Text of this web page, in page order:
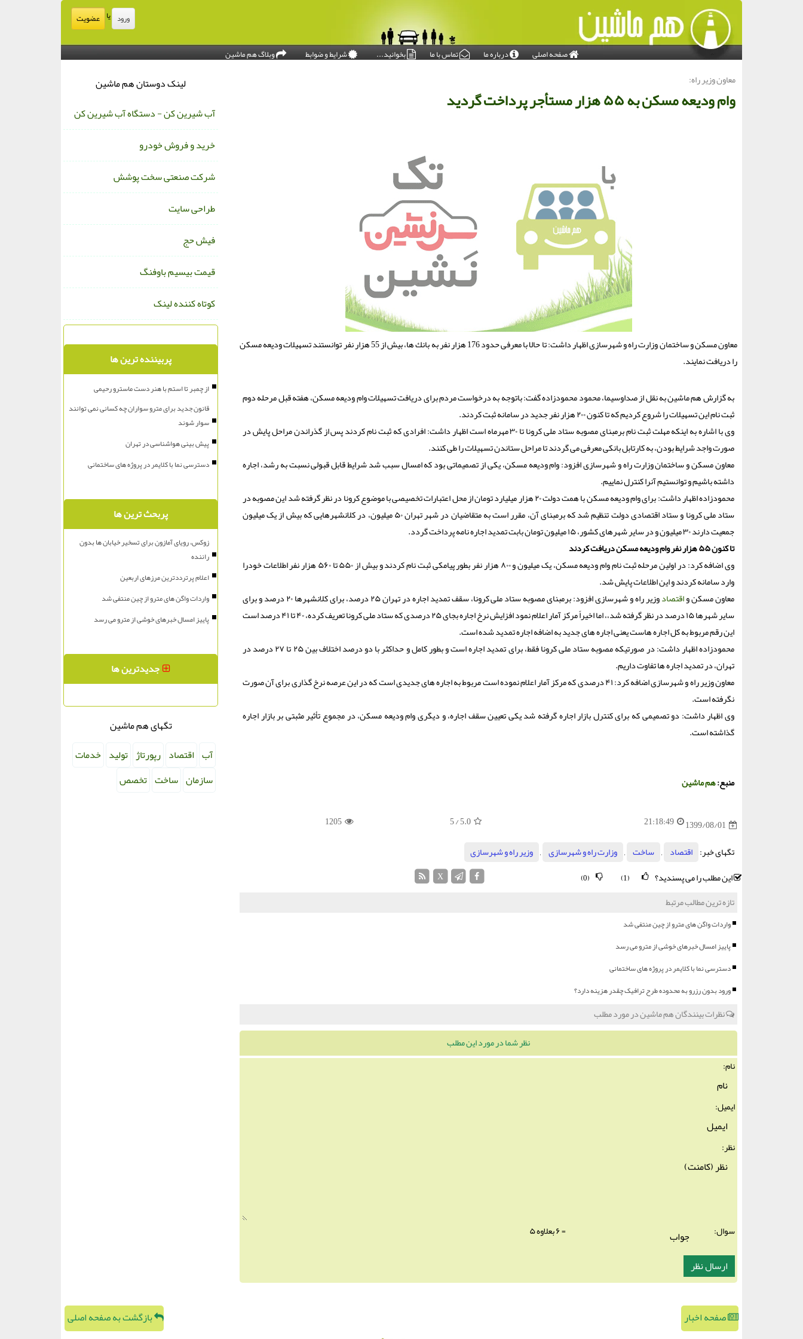
ورود یا عضویت
صفحه اصلی درباره ما تماس با ما بخوانید... شرایط و ضوابط
وبلاگ هم ماشین
معاون وزیر راه:
وام ودیعه مسكن به ۵۵ هزار مستأجر پرداخت گردید
معاون مسكن و ساختمان وزارت راه و شهرسازی اظهار داشت: تا حالا با معرفی حدود 176 هزار نفر به بانك ها، بیش از 55 هزار نفر توانستند تسهیلات ودیعه مسكن
را دریافت نمایند.
به گزارش هم ماشین به نقل از صداوسیما، محمود محمودزاده گفت: باتوجه به درخواست مردم برای دریافت تسهیلات وام ودیعه مسکن، هفته قبل مرحله دوم
ثبت نام این تسهیلات را شروع کردیم که تا کنون ۲۰۰ هزار نفر جدید در سامانه ثبت کردند.
وی با اشاره به اینکه مهلت ثبت نام برمبنای مصوبه ستاد ملی کرونا تا ۳۰ مهرماه است اظهار داشت: افرادی که ثبت نام کردند پس از گذراندن مراحل پایش در
صورت واجد شرایط بودن، به کارتابل بانکی معرفی می گردند تا مراحل ستاندن تسهیلات را طی کنند.
معاون مسکن و ساختمان وزارت راه و شهرسازی افزود: وام ودیعه مسکن، یکی از تصمیماتی بود که امسال سبب شد شرایط قابل قبولی نسبت به رشد، اجاره
داشته باشیم و توانستیم آنرا کنترل نماییم.
محمودزاده اظهار داشت: برای وام ودیعه مسکن با همت دولت ۲۰ هزار میلیارد تومان از محل اعتبارات تخصیصی با موضوع کرونا در نظر گرفته شد این مصوبه در
ستاد ملی کرونا و ستاد اقتصادی دولت تنظیم شد که برمبنای آن، مقرر است به متقاضیان در شهر تهران ۵۰ میلیون، در کلانشهرهایی که بیش از یک میلیون
جمعیت دارند ۳۰ میلیون و در سایر شهرهای کشور، ۱۵ میلیون تومان بابت تمدید اجاره نامه پرداخت گردد.
تا کنون ۵۵ هزار نفر وام ودیعه مسکن دریافت کردند
وی اضافه کرد: در اولین مرحله ثبت نام وام ودیعه مسکن، یک میلیون و ۸۰۰ هزار نفر بطور پیامکی ثبت نام کردند و بیش از ۵۵۰ تا ۵۶۰ هزار نفر اطلاعات خودرا
وارد سامانه کردند و این اطلاعات پایش شد.
معاون مسکن واقتصاد
وزیر راه و شهرسازی افزود: برمبنای مصوبه ستاد ملی کرونا، سقف تمدید اجاره در تهران ۲۵ درصد، برای کلانشهرها ۲۰ درصد و برای
سایر شهرها ۱۵ درصد در نظر گرفته شد،، اما اخیراً مرکز آمار اعلام نمود افزایش نرخ اجاره بجای ۲۵ درصدی که ستاد ملی کرونا تعریف کرده، ۴۰ تا ۴۱ درصد است
این رقم مربوط به کل اجاره هاست یعنی اجاره های جدید به اضافه اجاره تمدید شده است.
محمودزاده اظهار داشت: در صورتیکه مصوبه ستاد ملی کرونا فقط، برای تمدید اجاره است و بطور کامل و حداکثر با دو درصد اختلاف بین ۲۵ تا ۲۷ درصد در
تهران، در تمدید اجاره ها تفاوت داریم.
معاون وزیر راه و شهرسازی اضافه کرد: ۴۱ درصدی که مرکز آمار اعلام نموده است مربوط به اجاره های جدیدی است که در این عرصه نرخ گذاری برای آن صورت
نگرفته است.
وی اظهار داشت: دو تصمیمی که برای کنترل بازار اجاره گرفته شد یکی تعیین سقف اجاره، و دیگری وام ودیعه مسکن، در مجموع تأثیر مثبتی بر بازار اجاره
گذاشته است.
منبع:هم ماشین
1399/08/01
21:18:49
5.0
/ 5
1205
تگهای خبر: اقتصاد , ساخت , وزارت راه و شهرسازی , وزیر راه و شهرسازی
این مطلب را می پسندید؟
(1)
(0)
X
تازه ترین مطالب مرتبط
واردات واگن های مترو از چین منتفی شد
پاییز امسال خبرهای خوشی از مترو می رسد
دسترسی نما با کلایمر در پروژه های ساختمانی
ورود بدون رزرو به محدوده طرح ترافیک چقدر هزینه دارد؟
نظرات بینندگان هم ماشین در مورد مطلب
نظر شما در مورد این مطلب
نام:
ایمیل:
نظر:
سوال: = ۶ بعلاوه ۵
لینک دوستان هم ماشین
آب شیرین کن - دستگاه آب شیرین کن
خرید و فروش خودرو
شرکت صنعتی سخت پوشش
طراحی سایت
فیش حج
قیمت بیسیم باوفنگ
کوتاه کننده لینک
پربیننده ترین ها
از چمبر تا استم با هنر دست ماسترو رحیمی
قانون جدید برای مترو سواران چه کسانی نمی توانند
سوار شوند
پیش بینی هواشناسی در تهران
دسترسی نما با کلایمر در پروژه های ساختمانی
پربحث ترین ها
زوکس، رویای آمازون برای تسخیر خیابان ها بدون
راننده
اعلام پرترددترین مرزهای اربعین
واردات واگن های مترو از چین منتفی شد
پاییز امسال خبرهای خوشی از مترو می رسد
جدیدترین ها
تگهای هم ماشین
آب اقتصاد رپورتاژ تولید خدمات
سازمان ساخت تخصص
صفحه اخبار بازگشت به صفحه اصلی